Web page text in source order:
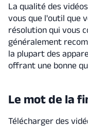
La qualité des
vous que l'outil que
résolution qui vous
généralement
la plupart des
offrant une bonne
Le mot de la
Télécharger des